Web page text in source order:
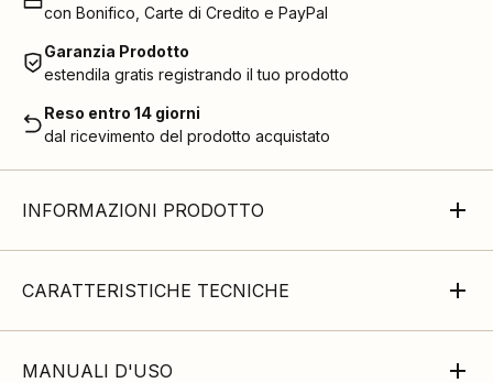
con Bonifico, Carte di Credito e PayPal
Garanzia Prodotto
estendila gratis registrando il tuo prodotto
Reso entro 14 giorni
dal ricevimento del prodotto acquistato
INFORMAZIONI PRODOTTO
CARATTERISTICHE TECNICHE
MANUALI D'USO